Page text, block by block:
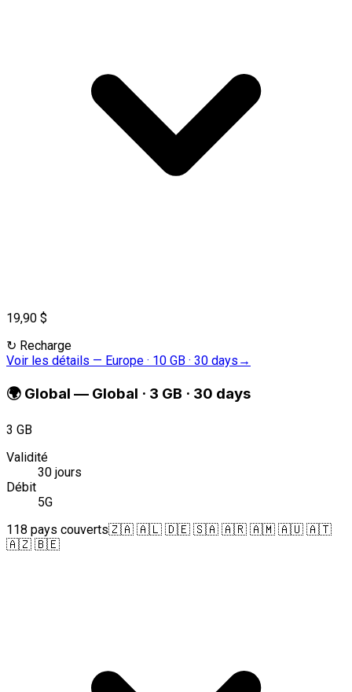
19,90 $
↻ Recharge
Voir les détails — Europe · 10 GB · 30 days →
🌍 Global — Global · 3 GB · 30 days
3 GB
Validité
30 jours
Débit
5G
118 pays couverts🇿🇦 🇦🇱 🇩🇪 🇸🇦 🇦🇷 🇦🇲 🇦🇺 🇦🇹
🇦🇿 🇧🇪